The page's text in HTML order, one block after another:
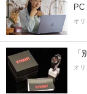
PC
オ
オ